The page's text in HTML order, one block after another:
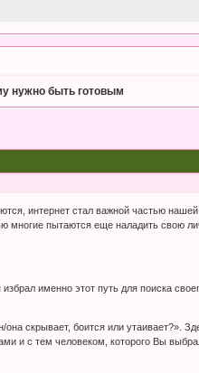
нужно быть готовым
интернет стал важной частью
многие пытаются еще наладить свою
именно этот путь для поиска
скрывает, боится или утаивает?».
и с тем человеком, которого Вы